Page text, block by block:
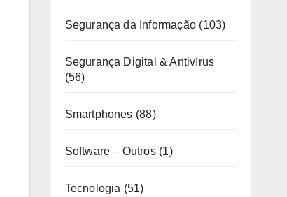
Segurança da Informação (103)
Segurança Digital & Antivírus
(56)
Smartphones (88)
Software – Outros(1)
Tecnologia (51)